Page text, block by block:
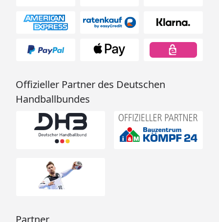
Offizieller Partner des Deutschen
Handballbundes
Partner